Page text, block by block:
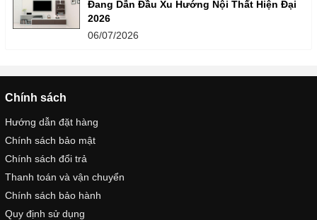
Đang Dẫn Đầu Xu Hướng Nội Thất Hiện Đại
2026
06/07/2026
Chính sách
Hướng dẫn đặt hàng
Chính sách bảo mật
Chính sách đổi trả
Thanh toán và vận chuyển
Chính sách bảo hành
Quy định sử dụng